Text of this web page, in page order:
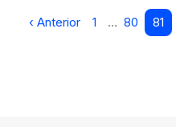
‹ Anterior 1 … 80 81